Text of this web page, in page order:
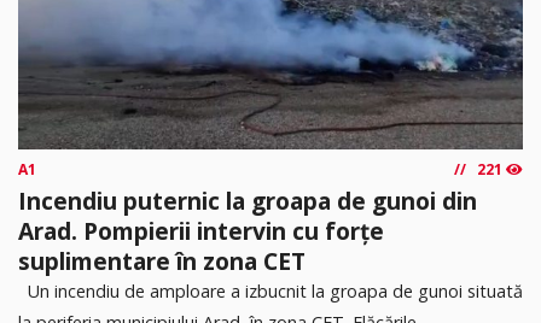
A1 221
Incendiu puternic la groapa de gunoi din
Arad. Pompierii intervin cu forțe
suplimentare în zona CET
Un incendiu de amploare a izbucnit la groapa de gunoi situată